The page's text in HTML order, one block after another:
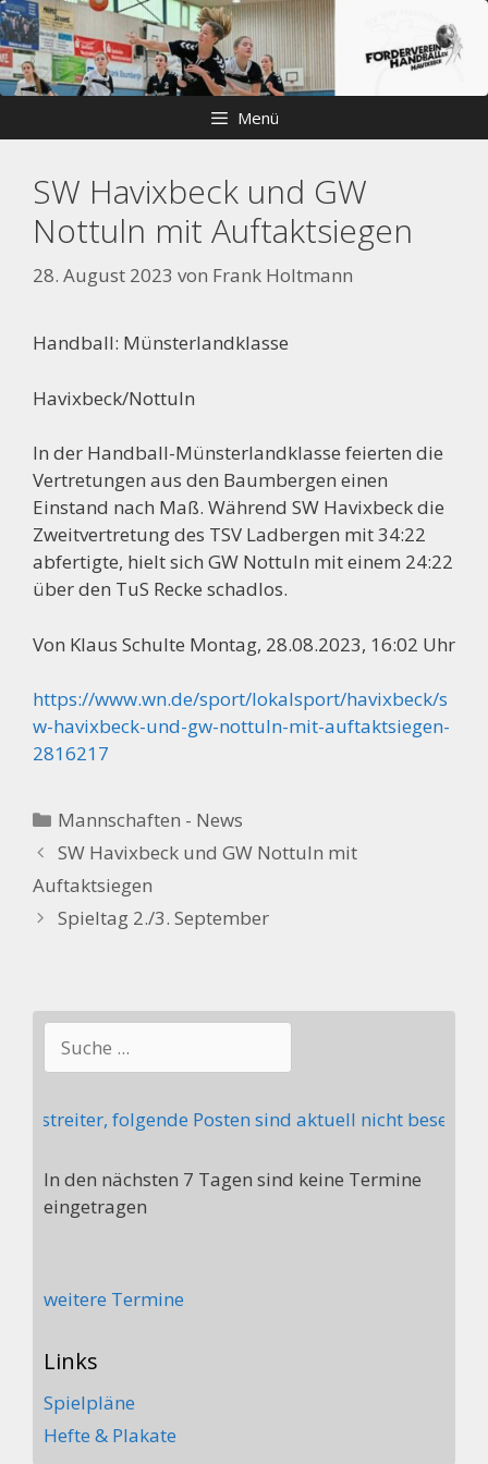
Zum
Inhalt
springen
Skip
to
content
Menü
SW Havixbeck und GW
Nottuln mit Auftaktsiegen
28. August 2023 von Frank Holtmann
Handball: Münsterlandklasse
Havixbeck/Nottuln
In der Handball-Münsterlandklasse feierten die
Vertretungen aus den Baumbergen einen
Einstand nach Maß. Während SW Havixbeck die
Zweitvertretung des TSV Ladbergen mit 34:22
abfertigte, hielt sich GW Nottuln mit einem 24:22
über den TuS Recke schadlos.
Von Klaus Schulte Montag, 28.08.2023, 16:02 Uhr
https://www.wn.de/sport/lokalsport/havixbeck/s
w-havixbeck-und-gw-nottuln-mit-auftaktsiegen-
2816217
Kategorien
Mannschaften - News
SW Havixbeck und GW Nottuln mit
Auftaktsiegen
Spieltag 2./3. September
folgende Posten sind aktuell nicht besetzt:
In den nächsten 7 Tagen sind keine Termine
eingetragen
weitere Termine
Links
Spielpläne
Hefte & Plakate